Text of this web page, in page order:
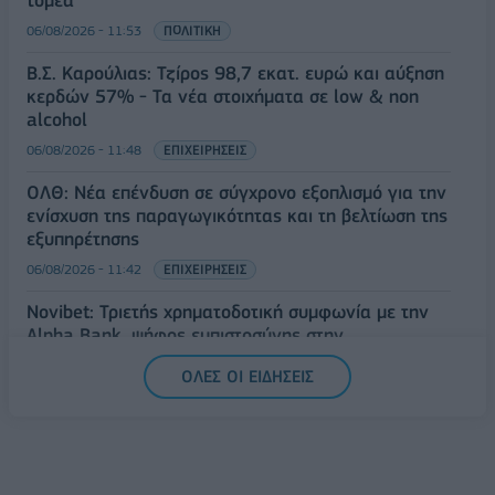
06/08/2026 - 11:53 ΠΟΛΙΤΙΚΗ
Β.Σ. Καρούλιας: Τζίρος 98,7 εκατ. ευρώ και αύξηση
κερδών 57% - Τα νέα στοιχήματα σε low & non
alcohol
06/08/2026 - 11:48 ΕΠΙΧΕΙΡΗΣΕΙΣ
ΟΛΘ: Νέα επένδυση σε σύγχρονο εξοπλισμό για την
ενίσχυση της παραγωγικότητας και τη βελτίωση της
εξυπηρέτησης
06/08/2026 - 11:42 ΕΠΙΧΕΙΡΗΣΕΙΣ
Novibet: Τριετής χρηματοδοτική συμφωνία με την
Alpha Bank, ψήφος εμπιστοσύνης στην
αναπτυξιακή πορεία
ΟΛΕΣ ΟΙ ΕΙΔΗΣΕΙΣ